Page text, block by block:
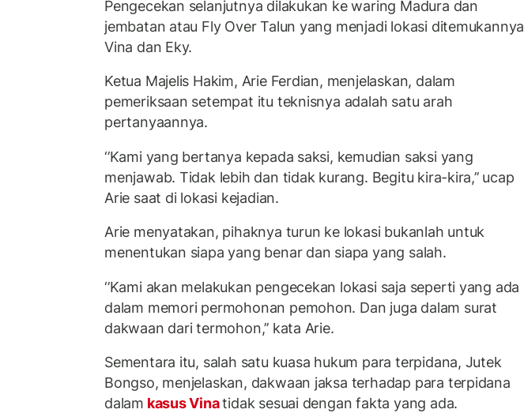
Pengecekan selanjutnya dilakukan ke waring Madura dan
jembatan atau Fly Over Talun yang menjadi lokasi ditemukannya
Vina dan Eky.
Ketua Majelis Hakim, Arie Ferdian, menjelaskan, dalam
pemeriksaan setempat itu teknisnya adalah satu arah
pertanyaannya.
‘’Kami yang bertanya kepada saksi, kemudian saksi yang
menjawab. Tidak lebih dan tidak kurang. Begitu kira-kira,’’ ucap
Arie saat di lokasi kejadian.
Arie menyatakan, pihaknya turun ke lokasi bukanlah untuk
menentukan siapa yang benar dan siapa yang salah.
‘’Kami akan melakukan pengecekan lokasi saja seperti yang ada
dalam memori permohonan pemohon. Dan juga dalam surat
dakwaan dari termohon,’’ kata Arie.
Sementara itu, salah satu kuasa hukum para terpidana, Jutek
Bongso, menjelaskan, dakwaan jaksa terhadap para terpidana
dalam kasus Vinatidak sesuai dengan fakta yang ada.